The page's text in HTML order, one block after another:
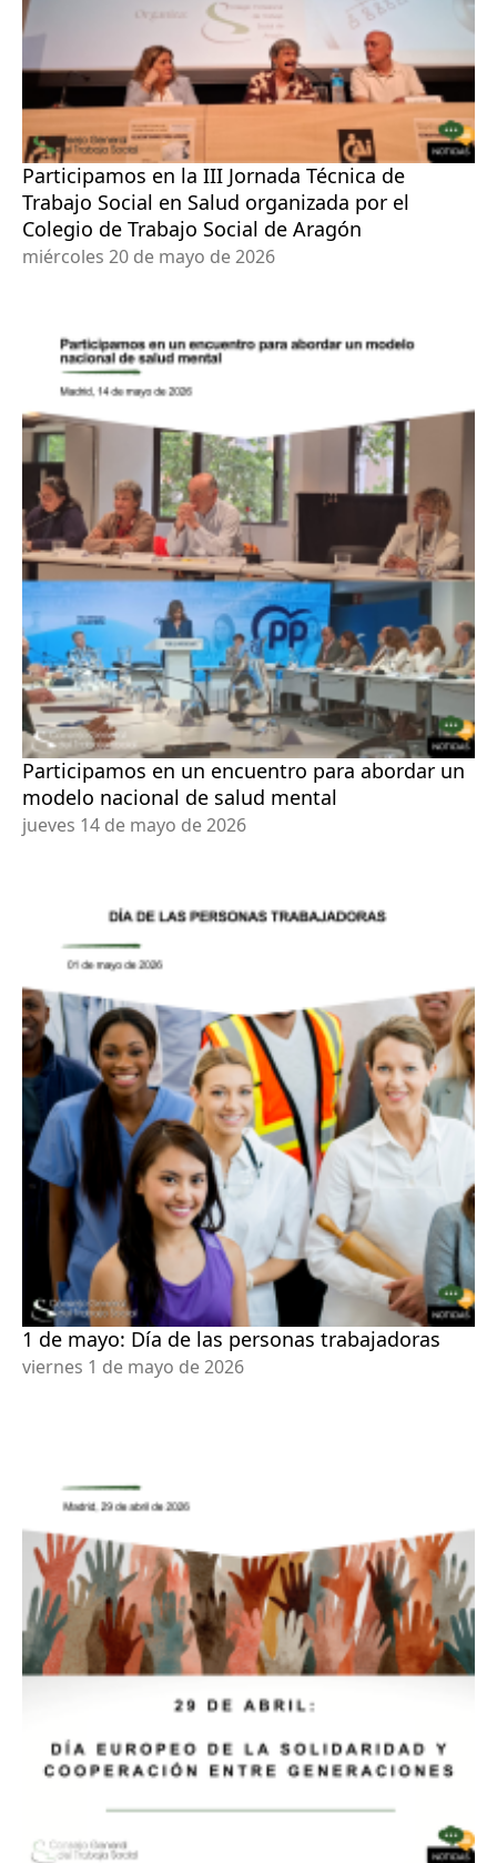
Participamos en la III Jornada Técnica de
Trabajo Social en Salud organizada por el
Colegio de Trabajo Social de Aragón
miércoles 20 de mayo de 2026
Participamos en un encuentro para abordar un
modelo nacional de salud mental
jueves 14 de mayo de 2026
1 de mayo: Día de las personas trabajadoras
viernes 1 de mayo de 2026